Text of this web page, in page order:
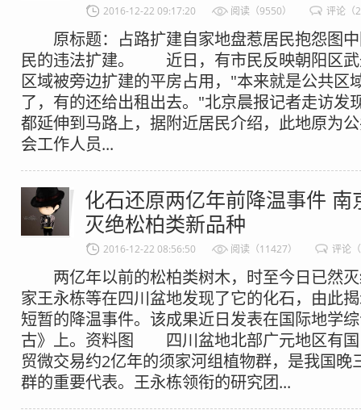
2016-12-22 09:17:20 阅读（9550） 评论（
原标题：占路扩建自家地盘惹居民抱怨图中
民的违法扩建。 近日，有市民反映朝阳区武
区域被旁边扩建的平房占用，"本来就是公共区
了，有的还给出租出去。"北京晨报记者走访发
都延伸到马路上，据附近居民介绍，此地原为
会工作人员...
化石还原两亿年前降温事件 南
灭绝松柏类新品种
2016-12-22 08:56:50 阅读（11427） 评论
两亿年以前的松柏类树木，时至今日已然灭
家王永栋等在四川盆地发现了它的化石，由此
短暂的降温事件。该成果近日发表在国际地学
古》上。资料图 四川盆地北部广元地区有国
贸微交易约2亿年的须家河组植物群，是我国晚
群的重要代表。王永栋领衔的研究团...